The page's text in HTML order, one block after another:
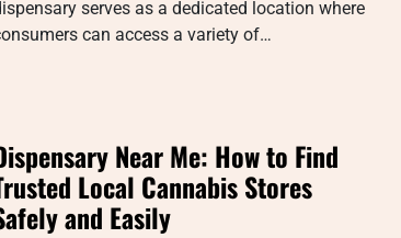
serves as a dedicated location where
can access a variety of…
Near Me: How to Find
Local Cannabis Stores
and Easily